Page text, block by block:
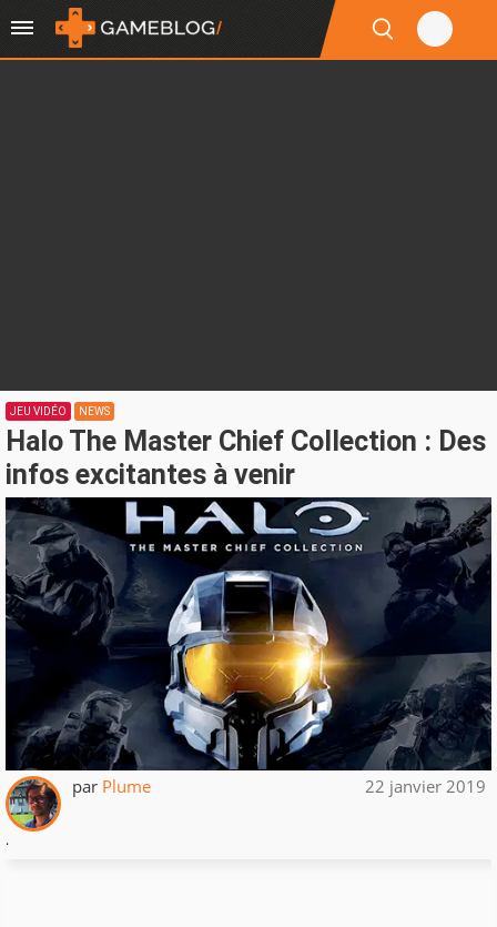
JEU VIDÉO NEWS
Halo The Master Chief Collection : Des
infos excitantes à venir
par Plume 22 janvier 2019
.